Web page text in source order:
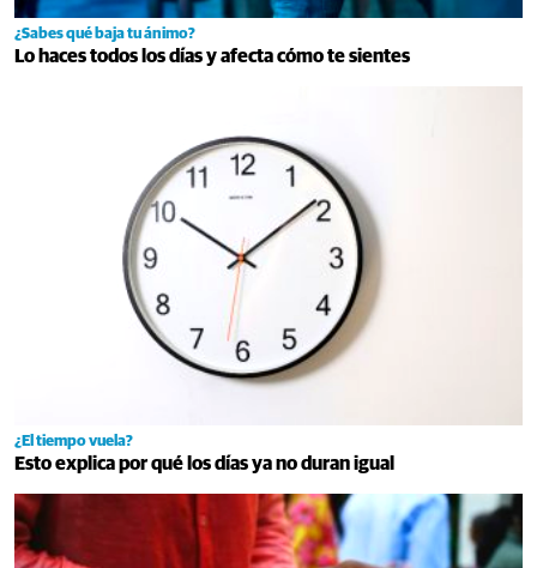
¿Sabes qué baja tu ánimo?
Lo haces todos los días y afecta cómo te sientes
¿El tiempo vuela?
Esto explica por qué los días ya no duran igual